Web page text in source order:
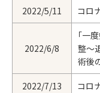
2022/5/11 コロ
2022/6/8
「一
整～
術後
2022/7/13 コロ